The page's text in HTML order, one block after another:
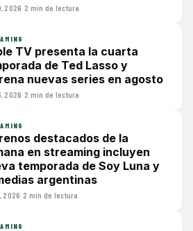
2026 ·2 min de lectura
TV presenta la cuarta
de Ted Lasso y
nuevas series en agosto
2026 ·2 min de lectura
destacados de la
en streaming incluyen
temporada de Soy Luna y
argentinas
2026 ·2 min de lectura